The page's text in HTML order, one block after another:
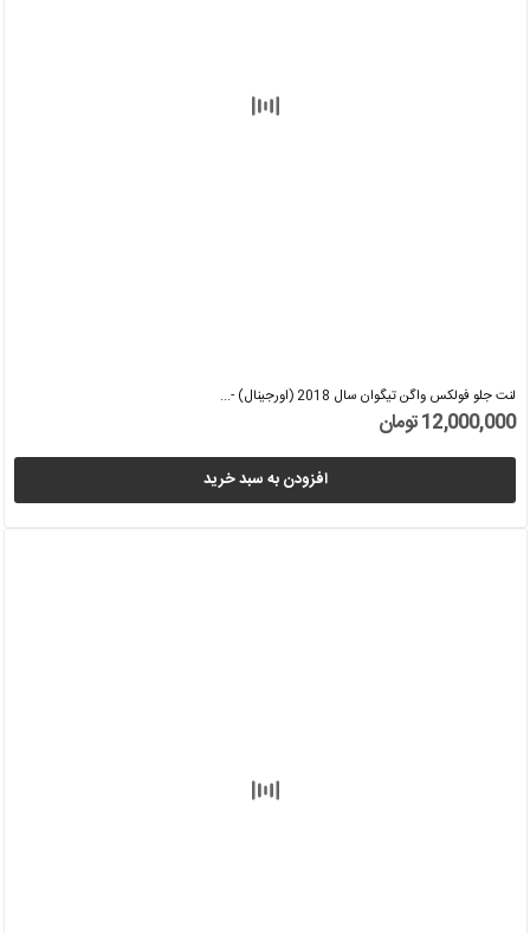
لنت جلو فولکس واگن تیگوان سال 2018 (اورجینال) -...
12,000,000 تومان
افزودن به سبد خرید